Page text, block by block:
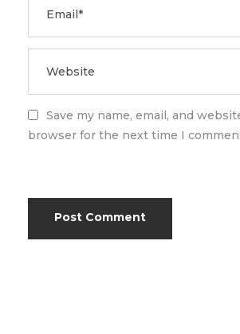
Save my name, email, and
browser for the next time I